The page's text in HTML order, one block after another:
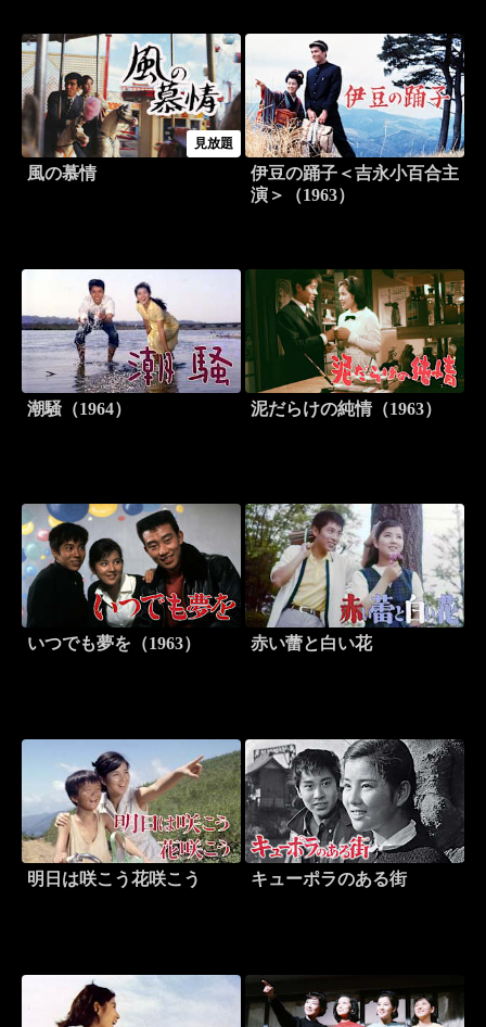
見放題
風の慕情
伊豆の踊子＜吉永小百合主
演＞（1963）
潮騒（1964） 泥だらけの純情（1963）
いつでも夢を（1963） 赤い蕾と白い花
明日は咲こう花咲こう キューポラのある街